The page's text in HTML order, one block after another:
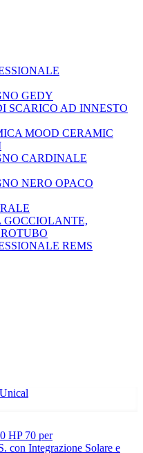
GEDY
SCARICO AD INNESTO
MOOD CERAMIC
CARDINALE
NERO OPACO
GOCCIOLANTE,
REMS